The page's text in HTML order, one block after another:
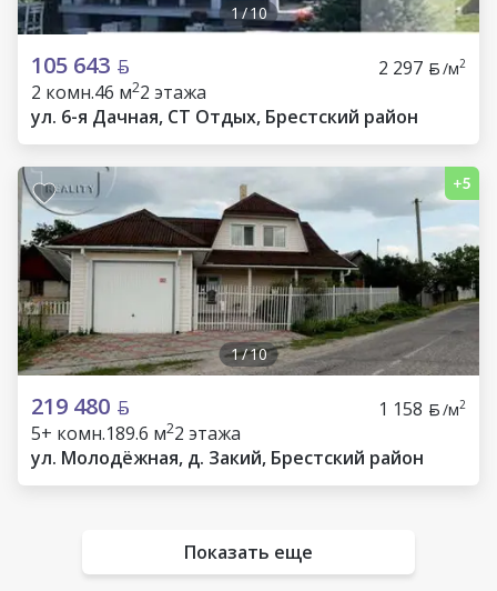
1/10
105 643 2 297 /м2
2 комн.46 м22 этажа
ул. 6-я Дачная, СТ Отдых, Брестский район
1/10
219 480 1 158 /м2
5+ комн.189.6 м22 этажа
ул. Молодёжная, д. Закий, Брестский район
Показать еще